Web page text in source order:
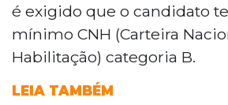
é exigido que o candidato
mínimo CNH (Carteira
Habilitação) categoria B.
LEIA TAMBÉM